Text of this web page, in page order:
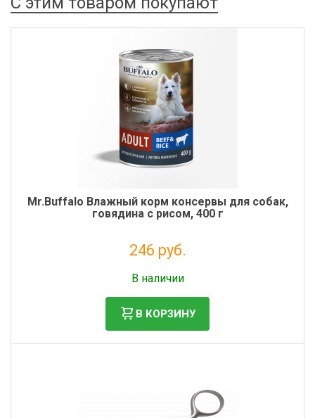
Mr.Buffalo Влажный корм консервы для собак,
говядина с рисом, 400 г
246 руб.
В наличии
В КОРЗИНУ